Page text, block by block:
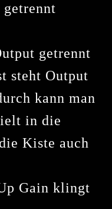
getrennt
steht Output
kann man
in die
Kiste auch
Gain klingt